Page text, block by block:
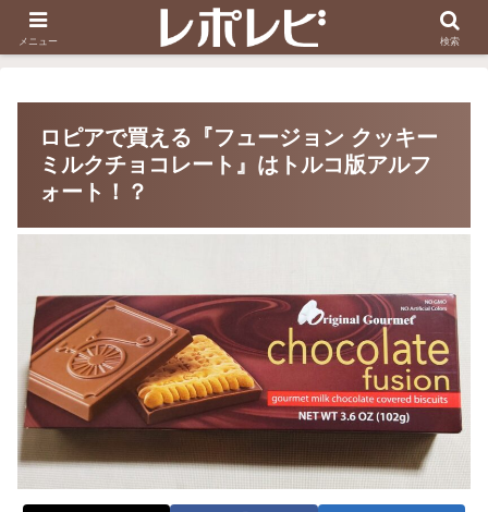
スヌーピー刺しゅう ダイソー知恵の輪
ロピアで買える『フュージョン クッキー
ミルクチョコレート』はトルコ版アルフ
ォート！？
メニュー 検索